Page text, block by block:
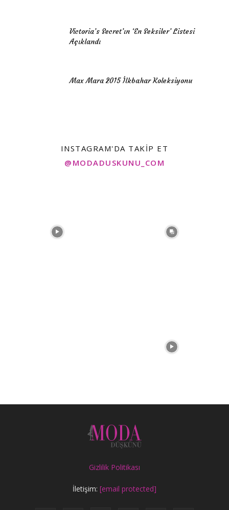
Victoria’s Secret’ın ‘En Seksiler’ Listesi
Açıklandı
Max Mara 2015 İlkbahar Koleksiyonu
INSTAGRAM'DA TAKIP ET
@MODADUSKUNU_COM
Gizlilik Politikası
İletişim: [email protected]